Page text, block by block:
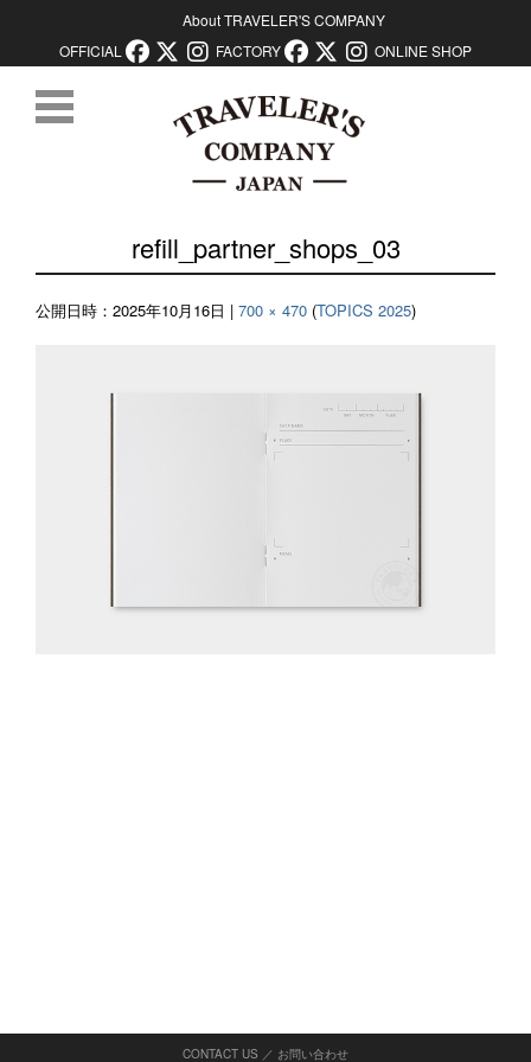
About TRAVELER'S COMPANY
OFFICIAL
FACTORY ONLINE SHOP
refill_partner_shops_03
公開日時： 2025年10月16日 | 700 × 470 (TOPICS 2025)
CONTACT US ／ お問い合わせ